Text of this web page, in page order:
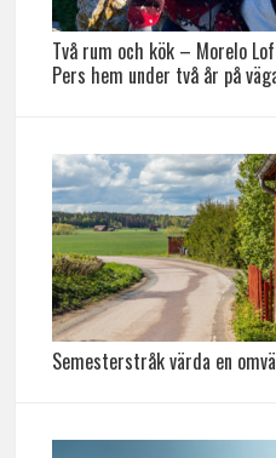
Två rum och kök – Morelo
Pers hem under två år på
Semesterstråk värda en